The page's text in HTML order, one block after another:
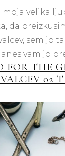
moja velika
da
sem jo
vam jo
FOR THE
02